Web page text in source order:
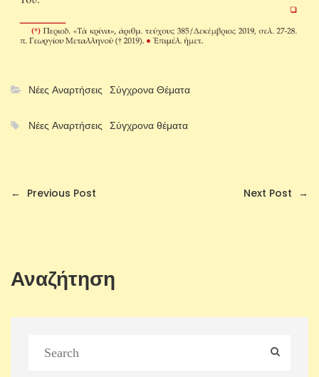
Νέες Αναρτήσεις Σύγχρονα Θέματα
Νέες Αναρτήσεις Σύγχρονα θέματα
← Previous Post Next Post →
Αναζήτηση